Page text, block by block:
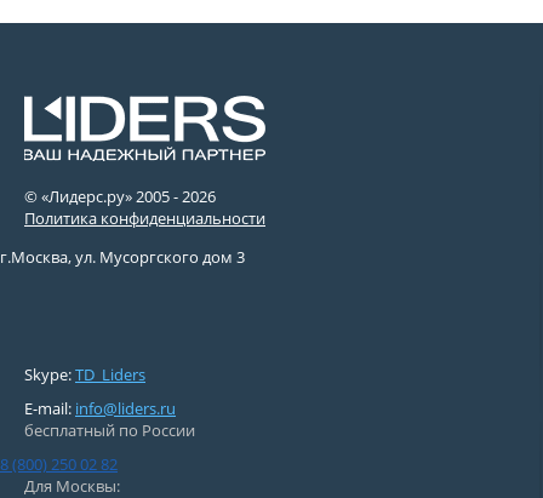
© «Лидерс.ру» 2005 -2026
Политика конфиденциальности
г.Москва, ул. Мусоргского дом 3
Skype:TD_Liders
E-mail: info@liders.ru
бесплатный по России
8 (800) 250 02 82
Для Москвы: